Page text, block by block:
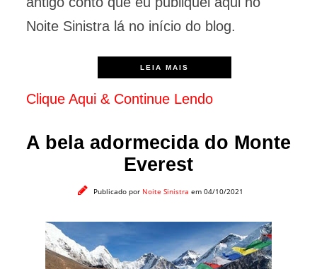
Noite Sinistra lá no início do blog.
LEIA MAIS
Clique Aqui & Continue Lendo
A bela adormecida do Monte
Everest
Publicado por Noite Sinistra em 04/10/2021